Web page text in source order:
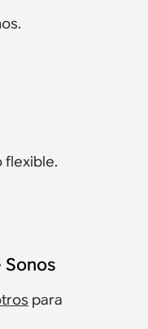
flexible.
para